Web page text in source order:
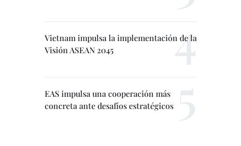
Vietnam impulsa la implementación de la
Visión ASEAN 2045
EAS impulsa una cooperación más
concreta ante desafíos estratégicos